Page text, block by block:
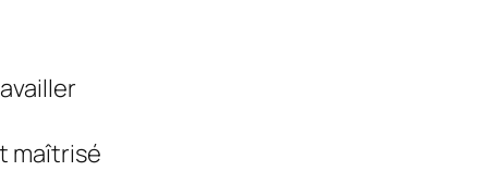
maîtrisé